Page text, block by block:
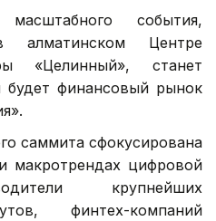
события,
Центре
«Целинный», станет
будет финансовый рынок
саммита сфокусирована
макротрендах цифровой
крупнейших
финтех-компаний